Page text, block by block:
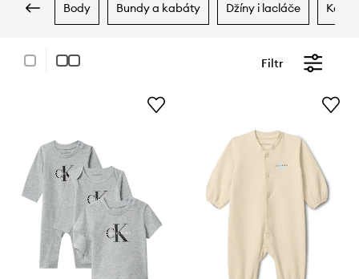
body bundy a kabáty džíny i lacláče
Filtr